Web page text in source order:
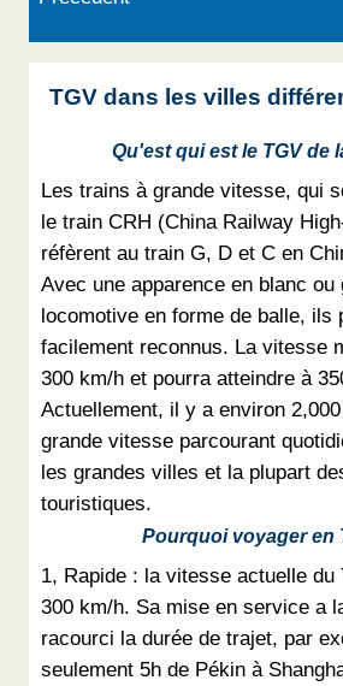
TGV dans les villes
Qu'est qui est le TGV de
Les trains à grande vitesse, qui
le train CRH (China Railway
réfèrent au train G, D et C en
Avec une apparence en blanc ou
locomotive en forme de balle, ils
facilement reconnus. La vitesse
300 km/h et pourra atteindre à
Actuellement, il y a environ
grande vitesse parcourant
les grandes villes et la plupart
touristiques.
Pourquoi voyager en
1, Rapide : la vitesse actuelle du
300 km/h. Sa mise en service a
racourci la durée de trajet, par
seulement 5h de Pékin à